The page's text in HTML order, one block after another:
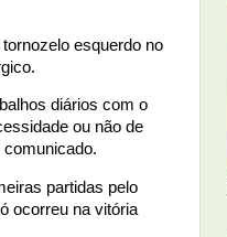
esquerdo no
diários com o
ou não de
partidas pelo
ocorreu na vitória